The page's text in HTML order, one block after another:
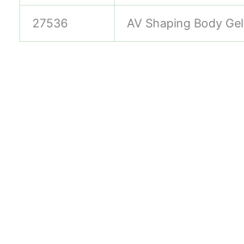
27536 AV Shaping Body Gel